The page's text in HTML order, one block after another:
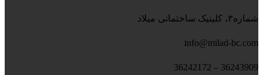
شماره۳، کلینیک ساختمانی میلاد
info@milad-bc.com
36243909 – 36242172